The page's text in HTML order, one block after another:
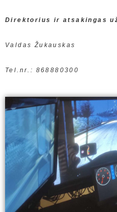
Direktorius ir atsakingas
Valdas Žukauskas
Tel.nr.: 868880300